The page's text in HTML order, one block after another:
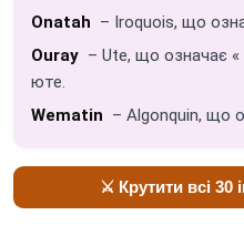
Onatah – Iroquois, що
Ouray – Ute, що означає «
юте.
Wematin – Algonquin, що
⚔️ Крутити всі 30